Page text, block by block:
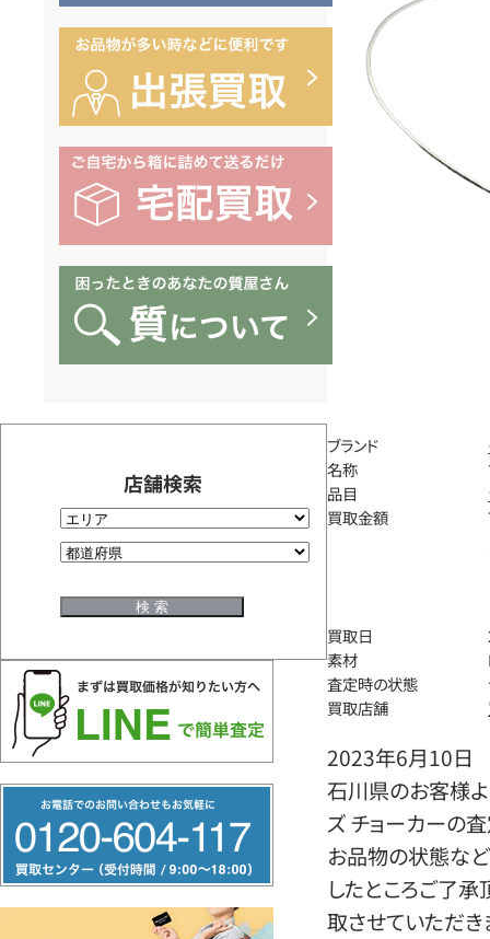
店舗検索
リ
ー
ブランド
名称
品目
買取金額
買取日
素材
査定時の状態
買取店舗
2023年6月10日
石川県のお客様よ
ズ チョーカーの
お品物の状態など
したところご了
取させていただき